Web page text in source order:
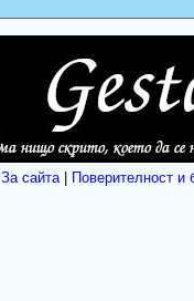
За сайта| Поверителност и